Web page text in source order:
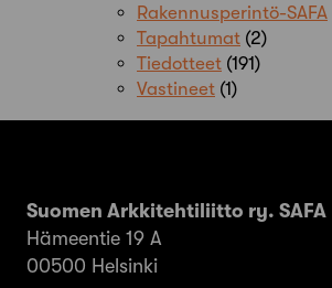
Rakennusperintö-SAFA
Tapahtumat (2)
Tiedotteet (191)
Vastineet (1)
Suomen Arkkitehtiliitto ry. SAFA
Hämeentie 19 A
00500 Helsinki